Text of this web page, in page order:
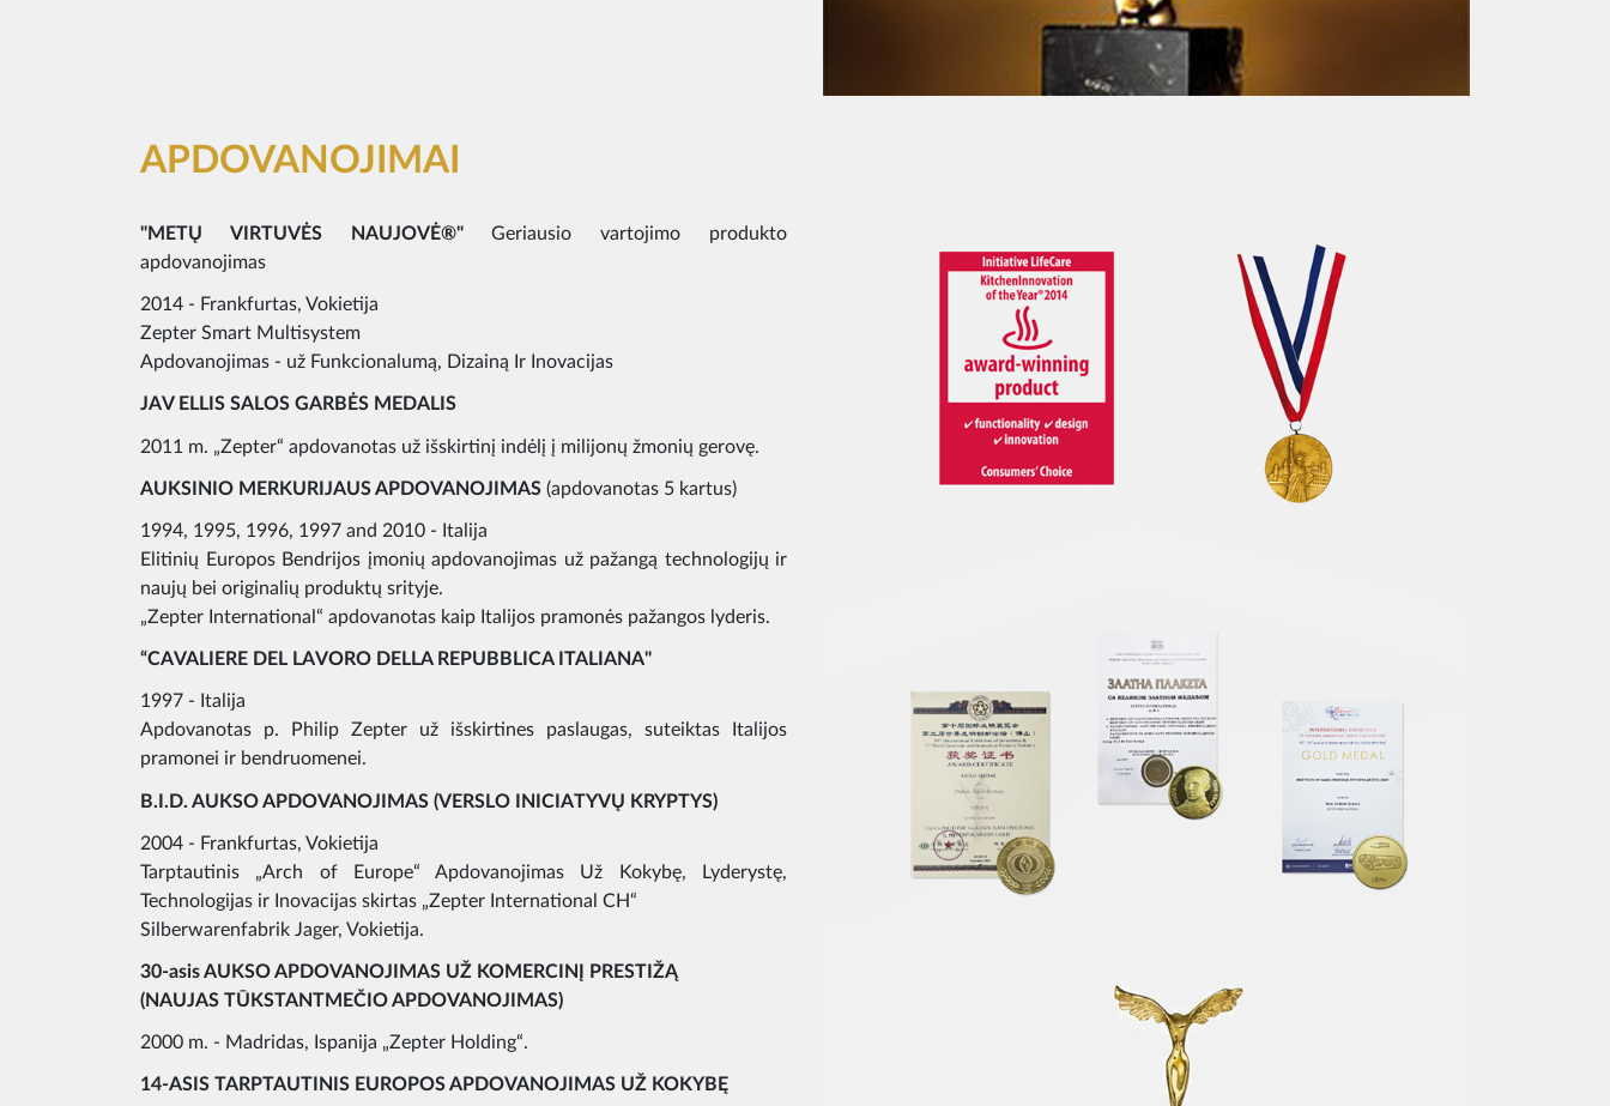
APDOVANOJIMAI
"METŲ VIRTUVĖS NAUJOVĖ®"Geriausio vartojimo produkto
apdovanojimas
2014 - Frankfurtas, Vokietija
Zepter Smart Multisystem
Apdovanojimas - už Funkcionalumą, Dizainą Ir Inovacijas
JAV ELLIS SALOS GARBĖS MEDALIS
2011 m. „Zepter“ apdovanotas už išskirtinį indėlį į milijonų žmonių gerovę.
AUKSINIO MERKURIJAUS APDOVANOJIMAS (apdovanotas 5 kartus)
1994, 1995, 1996, 1997 and 2010 - Italija
Elitinių Europos Bendrijos įmonių apdovanojimas už pažangą technologijų ir
naujų bei originalių produktų srityje.
„Zepter International“ apdovanotas kaip Italijos pramonės pažangos lyderis.
“CAVALIERE DEL LAVORO DELLA REPUBBLICA ITALIANA"
1997 - Italija
Apdovanotas p. Philip Zepter už išskirtines paslaugas, suteiktas Italijos
pramonei ir bendruomenei.
B.I.D. AUKSO APDOVANOJIMAS (VERSLO INICIATYVŲ KRYPTYS)
2004 - Frankfurtas, Vokietija
Tarptautinis „Arch of Europe“ Apdovanojimas Už Kokybę, Lyderystę,
Technologijas ir Inovacijas skirtas „Zepter International CH“
Silberwarenfabrik Jager, Vokietija.
30-asis AUKSO APDOVANOJIMAS UŽ KOMERCINĮ PRESTIŽĄ
(NAUJAS TŪKSTANTMEČIO APDOVANOJIMAS)
2000 m. - Madridas, Ispanija „Zepter Holding“.
14-ASIS TARPTAUTINIS EUROPOS APDOVANOJIMAS UŽ KOKYBĘ